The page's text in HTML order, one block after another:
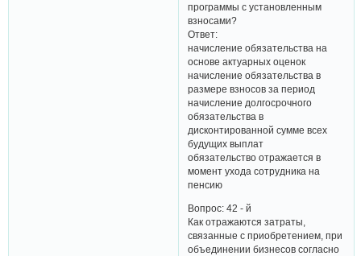
программы с установленным
взносами?
Ответ:
начисление обязательства на
основе актуарных оценок
начисление обязательства в
размере взносов за период
начисление долгосрочного
обязательства в
дисконтированной сумме всех
будущих выплат
обязательство отражается в
момент ухода сотрудника на
пенсию
Вопрос: 42 - й
Как отражаются затраты,
связанные с приобретением, при
объединении бизнесов согласно